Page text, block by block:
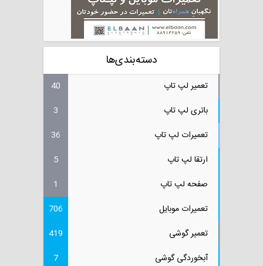
دسته‌بندی‌ها
تعمیر لپ تاپ
40
باتری لپ تاپ
3
تعمیرات لپ تاپ
36
ارتقا لپ تاپ
5
صفحه لپ تاپ
1
تعمیرات موبایل
706
تعمیر گوشی
419
آبخوردگی گوشی
7